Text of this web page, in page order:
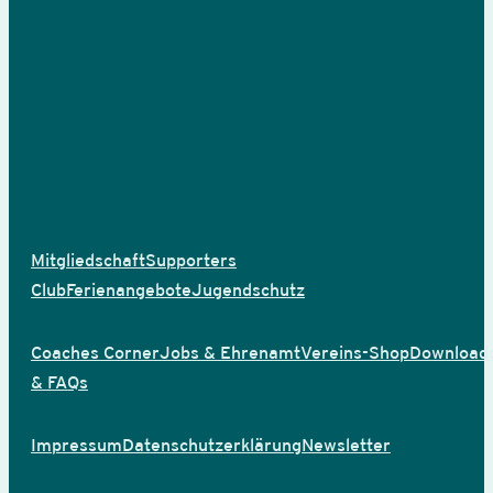
MitgliedschaftSupporters
ClubFerienangeboteJugendschutz
Coaches CornerJobs & EhrenamtVereins-Shop
& FAQs
ImpressumDatenschutzerklärungNewsletter